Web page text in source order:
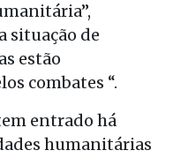
situação de
estão
combates “.
entrado há
humanitárias